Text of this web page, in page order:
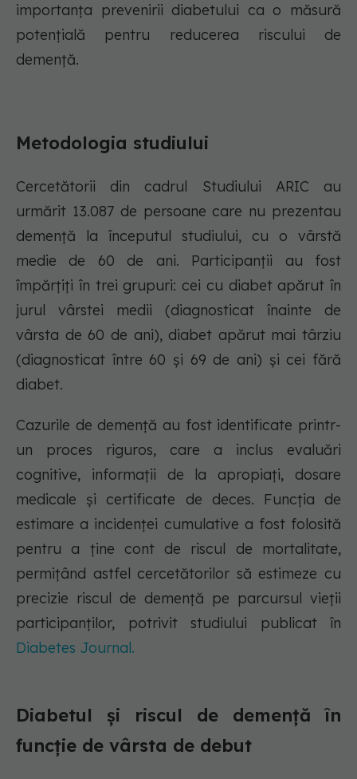
importanța prevenirii diabetului ca o măsură
potențială pentru reducerea riscului de
demență.
Metodologia studiului
Cercetătorii din cadrul Studiului ARIC au
urmărit 13.087 de persoane care nu prezentau
demență la începutul studiului, cu o vârstă
medie de 60 de ani. Participanții au fost
împărțiți în trei grupuri: cei cu diabet apărut în
jurul vârstei medii (diagnosticat înainte de
vârsta de 60 de ani), diabet apărut mai târziu
(diagnosticat între 60 și 69 de ani) și cei fără
diabet.
Cazurile de demență au fost identificate printr-
un proces riguros, care a inclus evaluări
cognitive, informații de la apropiați, dosare
medicale și certificate de deces. Funcția de
estimare a incidenței cumulative a fost folosită
pentru a ține cont de riscul de mortalitate,
permițând astfel cercetătorilor să estimeze cu
precizie riscul de demență pe parcursul vieții
participanților, potrivit studiului publicat în
Diabetes Journal.
Diabetul și riscul de demență în
funcție de vârsta de debut